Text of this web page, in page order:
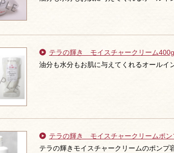
テラの輝き モイスチャークリーム
油分も水分もお肌に与えてくれるオールイ
テラの輝き モイスチャークリームポン
テラの輝きモイスチャークリームのポンプ